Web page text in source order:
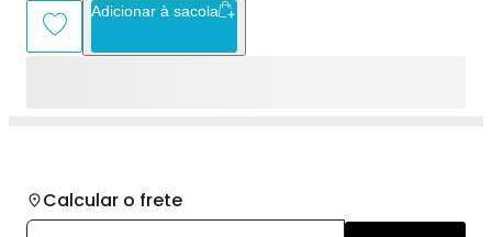
Adicionar à sacola
Calcular o frete